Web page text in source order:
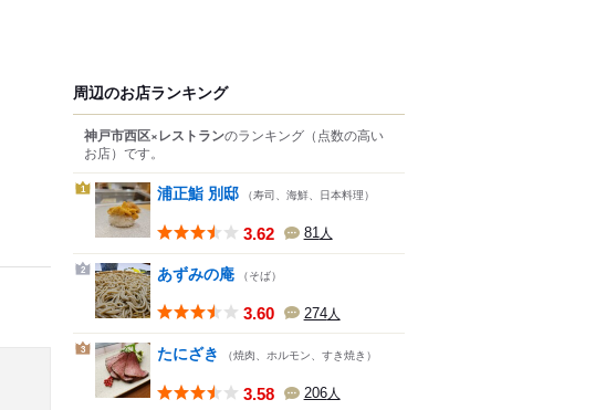
周辺のお店ランキング
神戸市西区×レストランのランキング （点数の高い
お店） です。
1 浦正鮨 別邸 （寿司、海鮮、日本料理）
3.62 81人
2 あずみの庵 （そば）
3.60 274人
3 たにざき （焼肉、ホルモン、すき焼き）
3.58 206人